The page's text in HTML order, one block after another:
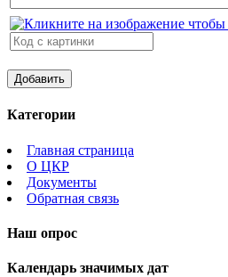
Категории
Главная страница
О ЦКР
Документы
Обратная связь
Наш опрос
Календарь значимых дат